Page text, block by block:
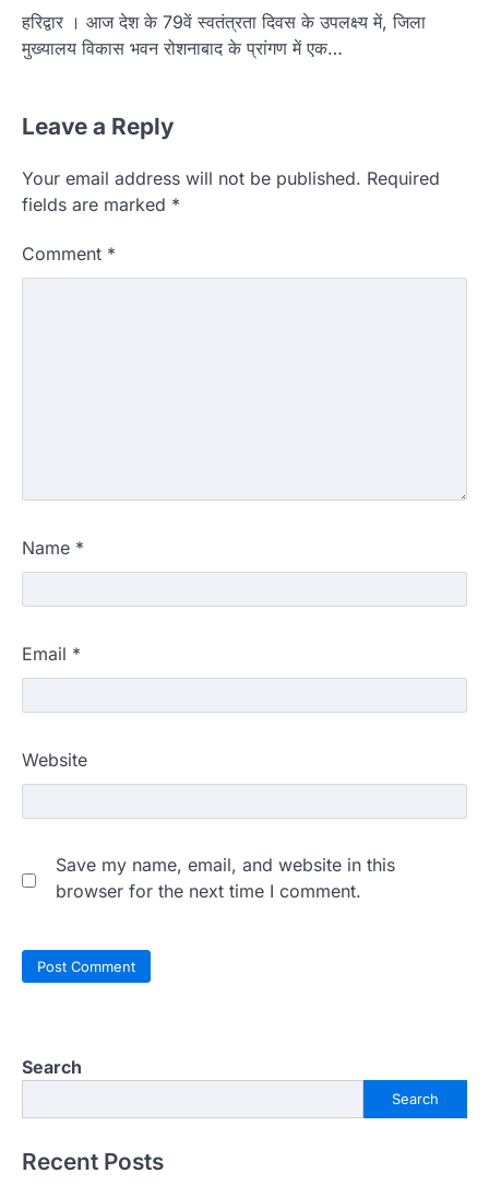
हरिद्वार । आज देश के 79वें स्वतंत्रता दिवस के उपलक्ष्य में, जिला
मुख्यालय विकास भवन रोशनाबाद के प्रांगण में एक…
Leave a Reply
Your email address will not be published. Required
fields are marked *
Comment *
Name *
Email *
Website
Save my name, email, and website in this
browser for the next time I comment.
Search
Search
Recent Posts